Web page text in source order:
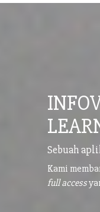
Sebuah
Kami
full access